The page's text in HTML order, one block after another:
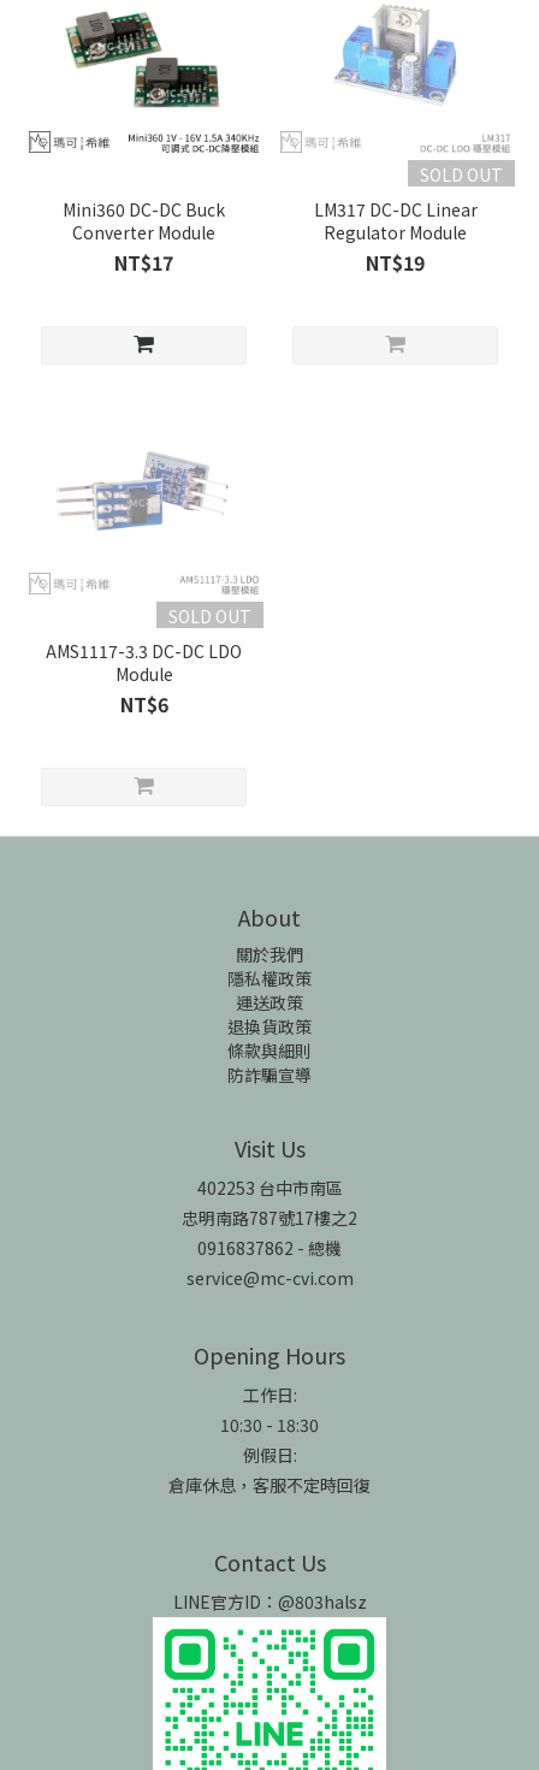
Mini360 DC-DC Buck
Converter Module
NT$17
SOLD OUT
LM317 DC-DC Linear
Regulator Module
NT$19
SOLD OUT
AMS1117-3.3 DC-DC LDO
Module
NT$6
About
關於我們
隱私權政策
運送政策
退換貨政策
條款與細則
防詐騙宣導
Visit Us
402253 台中市南區
忠明南路787號17樓之2
0916837862 - 總機
service@mc-cvi.com
Opening Hours
工作日:
10:30 - 18:30
例假日:
倉庫休息，客服不定時回復
Contact Us
LINE官方ID：@803halsz